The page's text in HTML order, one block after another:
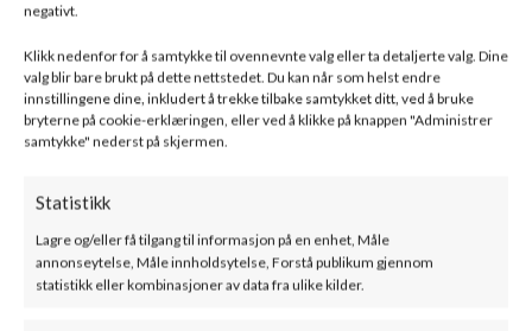
negativt.
Klikk nedenfor for å samtykke til ovennevnte valg eller ta detaljerte valg. Dine
valg blir bare brukt på dette nettstedet. Du kan når som helst endre
innstillingene dine, inkludert å trekke tilbake samtykket ditt, ved å bruke
bryterne på cookie-erklæringen, eller ved å klikke på knappen "Administrer
samtykke" nederst på skjermen.
Statistikk
Lagre og/eller få tilgang til informasjon på en enhet, Måle
annonseytelse, Måle innholdsytelse, Forstå publikum gjennom
statistikk eller kombinasjoner av data fra ulike kilder.
Peisinnsats
SKU:FLOKI/M/P
27800kr– 32300kr ink. mva
Relaterte produkter